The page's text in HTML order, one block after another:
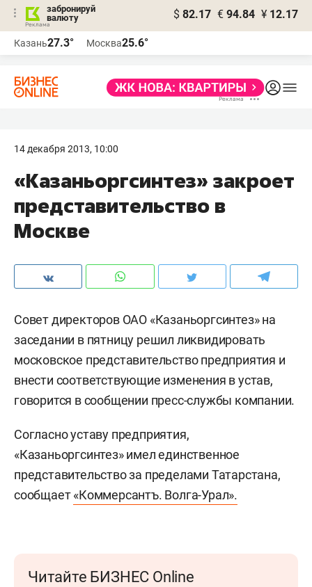
забронируй
валюту
$ 82.17 € 94.84 ¥ 12.17
Казань27.3° Москва25.6°
14 декабря 2013, 10:00
«Казаньоргсинтез» закроет
представительство в
Москве
Совет директоров ОАО «Казаньоргсинтез» на
заседании в пятницу решил ликвидировать
московское представительство предприятия и
внести соответствующие изменения в устав,
говорится в сообщении пресс-службы компании.
Согласно уставу предприятия,
«Казаньоргсинтез» имел единственное
представительство за пределами Татарстана,
сообщает«Коммерсантъ. Волга-Урал».
Читайте БИЗНЕС Online